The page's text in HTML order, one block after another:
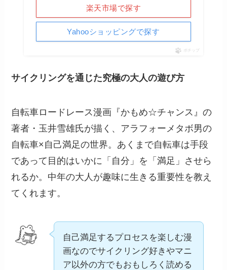
楽天市場で探す
Yahooショッピングで探す
ポチップ
サイクリングを通じた究極の大人の遊び方
自転車ロードレース漫画『かもめ☆チャンス』の
著者・玉井雪雄氏が描く、アラフォーメタボ男の
自転車×自己満足の世界。あくまで自転車は手段
であって目的はいかに「自分」を「満足」させら
れるか。中年の大人が趣味に生きる重要性を教え
てくれます。
自己満足するプロセスを楽しむ漫
画なのでサイクリング好きやマニ
ア以外の方でもおもしろく読める